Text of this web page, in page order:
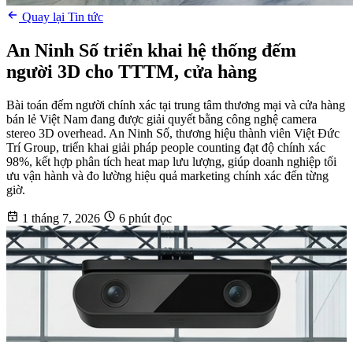
Quay lại Tin tức
An Ninh Số triển khai hệ thống đếm
người 3D cho TTTM, cửa hàng
Bài toán đếm người chính xác tại trung tâm thương mại và cửa hàng
bán lẻ Việt Nam đang được giải quyết bằng công nghệ camera
stereo 3D overhead. An Ninh Số, thương hiệu thành viên Việt Đức
Trí Group, triển khai giải pháp people counting đạt độ chính xác
98%, kết hợp phân tích heat map lưu lượng, giúp doanh nghiệp tối
ưu vận hành và đo lường hiệu quả marketing chính xác đến từng
giờ.
1 tháng 7, 2026 6 phút đọc